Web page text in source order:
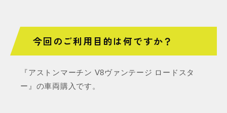
今回のご利用目的は何ですか？
『アストンマーチン V8ヴァンテージ ロードスタ
ー』の車両購入です。